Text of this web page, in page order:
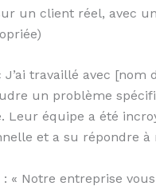
un client réel, avec
J’ai travaillé avec [nom
un problème
Leur équipe a été
et a su répondre à
« Notre entreprise